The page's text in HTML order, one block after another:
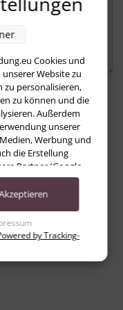
genommen. Ich
zur Beantwortung meiner
werden. Hinweis: Sie
per E-Mail an
Cookies und
Website zu
zu personalisieren,
zu können und die
Außerdem
unserer
Werbung und
die Erstellung
Partner (Google
Informationen
die Sie ihnen
Ihrer Nutzung der
anderer
von Cookies und
und dort die
vornehmen.
by Tracking-